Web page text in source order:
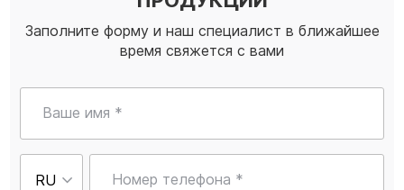
Заполните форму и наш специалист в ближайшее
время свяжется с вами
Ваше имя *
Номер телефона *